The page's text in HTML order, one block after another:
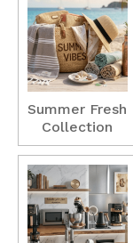
Summer Fresh
Collection